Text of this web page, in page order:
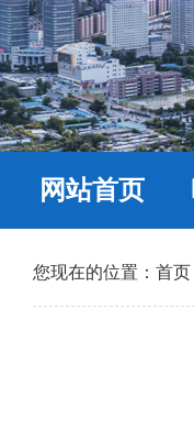
网站首页
您现在的位置： 首页